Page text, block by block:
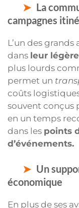
La
campagnes
L’un des
dans leur
plus lourds
permet un
coûts
souvent conçus
en un temps
dans les points
d’événements.
Un
économique
En plus de ses